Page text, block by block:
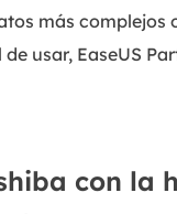
más complejos
usar, EaseUS
con la